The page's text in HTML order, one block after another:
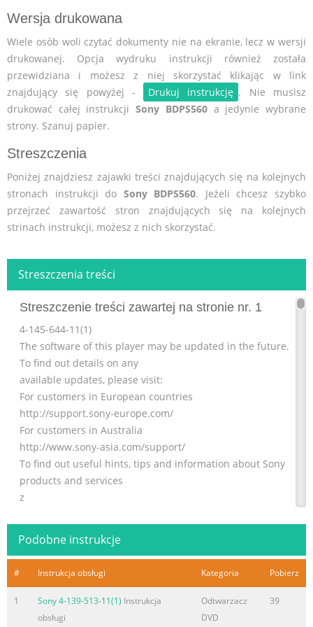
Wersja drukowana
Wiele osób woli czytać dokumenty nie na ekranie, lecz w wersji
drukowanej. Opcja wydruku instrukcji również została
przewidziana i możesz z niej skorzystać klikając w link
znajdujący się powyżej -
Drukuj instrukcję . Nie musisz
drukować całej instrukcjiSony BDPS560a jedynie wybrane
strony. Szanuj papier.
Streszczenia
Poniżej znajdziesz zajawki treści znajdujących się na kolejnych
stronach instrukcji do Sony BDPS560. Jeżeli chcesz szybko
przejrzeć zawartość stron znajdujących się na kolejnych
strinach instrukcji, możesz z nich skorzystać.
Streszczenia treści
Streszczenie treści zawartej na stronie nr. 1
4-145-644-11(1)
The software of this player may be updated in the future.
To find out details on any
available updates, please visit:
For customers in European countries
http://support.sony-europe.com/
For customers in Australia
http://www.sony-asia.com/support/
To find out useful hints, tips and information about Sony
products and services
z
Blu-ray Disc / DVD Player
4-145-644-11(1)
Printed in Malaysia © 2009 Sony Cor
Podobne instrukcje
# Instrukcja obsługi Kategoria Pobierz
1 Sony 4-139-513-11(1) Instrukcja
obsługi
Odtwarzacz
DVD
39